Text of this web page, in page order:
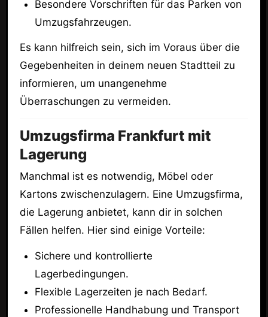
Besondere Vorschriften für das Parken von
Umzugsfahrzeugen.
Es kann hilfreich sein, sich im Voraus über die
Gegebenheiten in deinem neuen Stadtteil zu
informieren, um unangenehme
Überraschungen zu vermeiden.
Umzugsfirma Frankfurt mit
Lagerung
Manchmal ist es notwendig, Möbel oder
Kartons zwischenzulagern. Eine Umzugsfirma,
die Lagerung anbietet, kann dir in solchen
Fällen helfen. Hier sind einige Vorteile:
Sichere und kontrollierte
Lagerbedingungen.
Flexible Lagerzeiten je nach Bedarf.
Professionelle Handhabung und Transport